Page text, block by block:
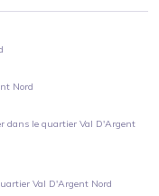
Nord
dans le quartierVal D'Argent
Val D'Argent Nord